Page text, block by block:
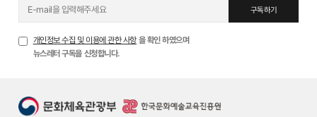
구독하기
개인정보 수집 및 이용에 관한 사항 을 확인 하였으며
뉴스레터 구독을 신청합니다.